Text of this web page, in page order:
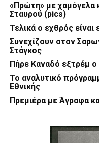
«Πρώτη» με χαμόγελα
Σταυρού (pics)
Τελικά ο εχθρός είναι
Συνεχίζουν στον
Στάγκος
Πήρε Καναδό εξτρέμ
Το αναλυτικό
Εθνικής
Πρεμιέρα με Άγραφα